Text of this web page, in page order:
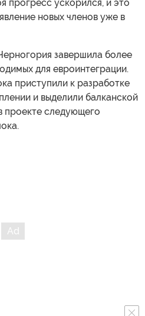
прогресс ускорился, и это
новых членов уже в
завершила более
для евроинтеграции.
приступили к разработке
и выделили балканской
проекте следующего